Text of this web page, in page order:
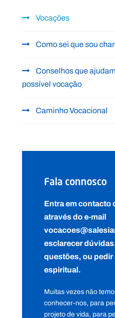
Vocações
Como sei que sou
Conselhos que
possível vocação
Caminho Vocacional
Fala connosco
Entra em
através do e-mail
esclarecer
questões, ou
espiritual.
Muitas vezes não
conhecer-nos, para
projeto de vida, para